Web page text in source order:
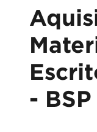
- BSP